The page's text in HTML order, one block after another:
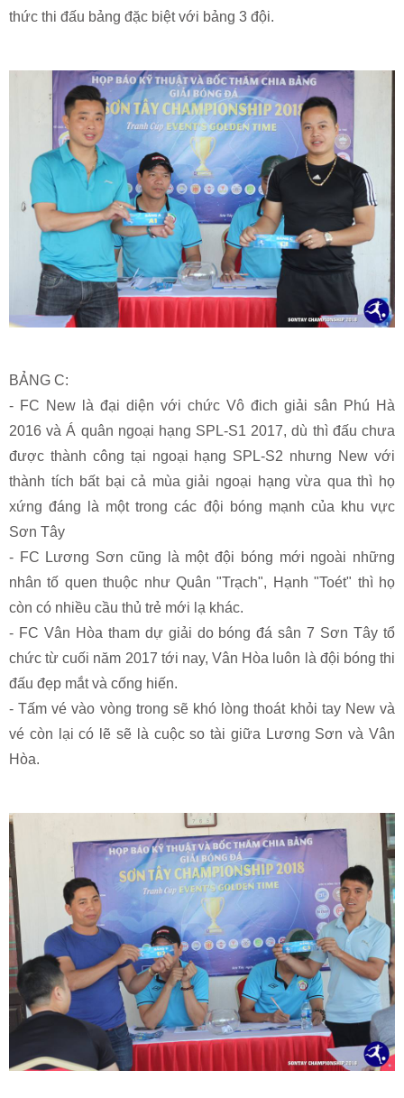
thức thi đấu bảng đặc biệt với bảng 3 đội.
BẢNG C:
- FC New là đại diện với chức Vô đich giải sân Phú Hà
2016 và Á quân ngoại hạng SPL-S1 2017, dù thì đấu chưa
được thành công tại ngoại hạng SPL-S2 nhưng New với
thành tích bất bại cả mùa giải ngoại hạng vừa qua thì họ
xứng đáng là một trong các đội bóng mạnh của khu vực
Sơn Tây
- FC Lương Sơn cũng là một đội bóng mới ngoài những
nhân tố quen thuộc như Quân "Trạch", Hạnh "Toét" thì họ
còn có nhiều cầu thủ trẻ mới lạ khác.
- FC Vân Hòa tham dự giải do bóng đá sân 7 Sơn Tây tổ
chức từ cuối năm 2017 tới nay, Vân Hòa luôn là đội bóng thi
đấu đẹp mắt và cống hiến.
- Tấm vé vào vòng trong sẽ khó lòng thoát khỏi tay New và
vé còn lại có lẽ sẽ là cuộc so tài giữa Lương Sơn và Vân
Hòa.